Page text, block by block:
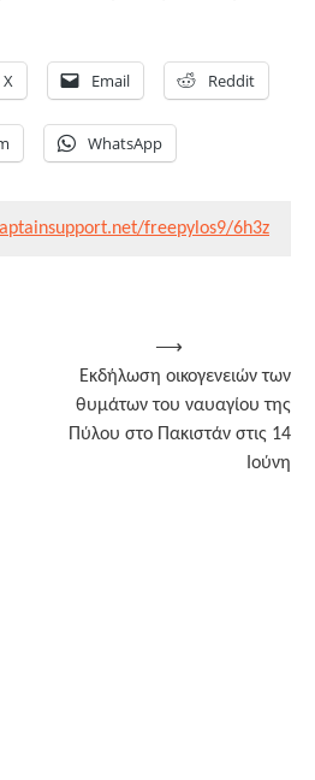
X Email Reddit
WhatsApp
freepylos9/6h3z
Εκδήλωση οικογενειών των
θυμάτων του ναυαγίου της
Πύλου στο Πακιστάν στις 14
Ιούνη
⟶